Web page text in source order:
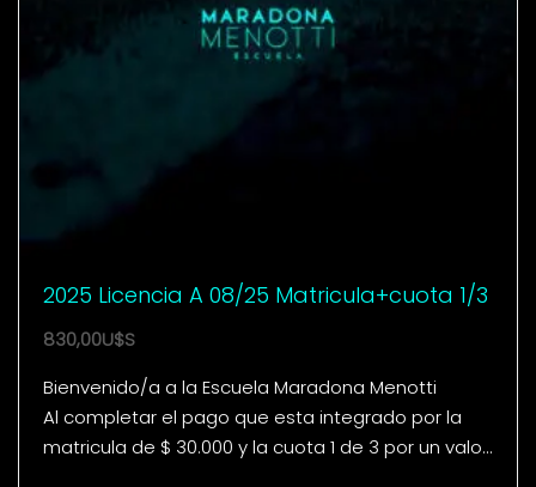
2025 Licencia A 08/25 Matricula+cuota 1/3
830,00U$S
Bienvenido/a a la Escuela Maradona Menotti
Al completar el pago que esta integrado por la
matricula de $ 30.000 y la cuota 1 de 3 por un valor